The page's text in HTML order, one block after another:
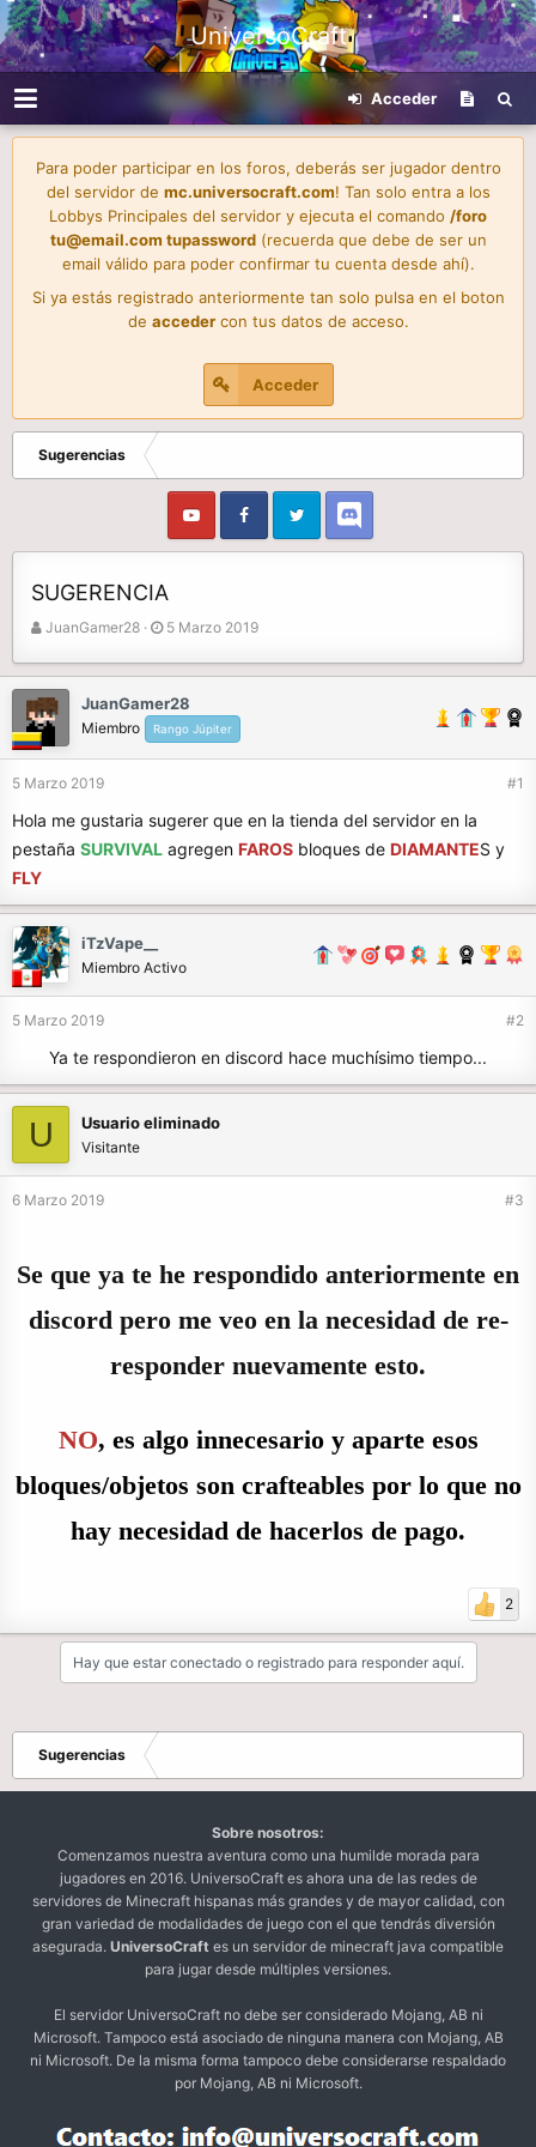
UniversoCraft
Acceder
Para poder participar en los foros, deberás ser jugador dentro
del servidor de mc.universocraft.com! Tan solo entra a los
Lobbys Principales del servidor y ejecuta el comando /foro
tu@email.com tupassword(recuerda que debe de ser un
email válido para poder confirmar tu cuenta desde ahí).
Si ya estás registrado anteriormente tan solo pulsa en el boton
de accedercon tus datos de acceso.
Acceder
Sugerencias
SUGERENCIA
A
o
r
JuanGamer28
F
h
a
d
e
i
c
5 Marzo 2019
JuanGamer28
Miembro Rango Júpiter
5 Marzo 2019 #1
Hola me gustaria sugerer que en la tienda del servidor en la
pestaña SURVIVAL agregen FAROS bloques de DIAMANTES y
FLY
iTzVape__
Miembro Activo
5 Marzo 2019 #2
Ya te respondieron en discord hace muchísimo tiempo...​
U Usuario eliminado
Visitante
6 Marzo 2019 #3
Se que ya te he respondido anteriormente en
discord pero me veo en la necesidad de re-
responder nuevamente esto.
NO, es algo innecesario y aparte esos
bloques/objetos son crafteables por lo que no
hay necesidad de hacerlos de pago.
2
Hay que estar conectado o registrado para responder aquí.
Sugerencias
Sobre nosotros:
Comenzamos nuestra aventura como una humilde morada para
jugadores en 2016. UniversoCraft es ahora una de las redes de
servidores de Minecraft hispanas más grandes y de mayor calidad, con
gran variedad de modalidades de juego con el que tendrás diversión
asegurada. UniversoCraft es un servidor de minecraft java compatible
para jugar desde múltiples versiones.
El servidor UniversoCraft no debe ser considerado Mojang, AB ni
Microsoft. Tampoco está asociado de ninguna manera con Mojang, AB
ni Microsoft. De la misma forma tampoco debe considerarse respaldado
por Mojang, AB ni Microsoft.